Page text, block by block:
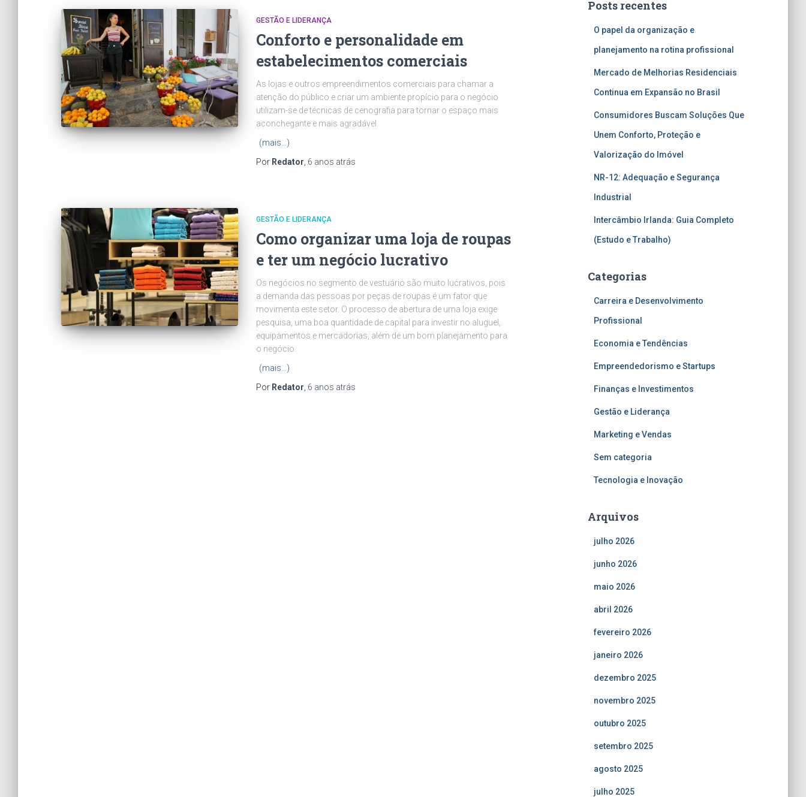
GESTÃO E LIDERANÇA
Conforto e personalidade em
estabelecimentos comerciais
As lojas e outros empreendimentos comerciais para chamar a
atenção do público e criar um ambiente propício para o negócio
utilizam-se de técnicas de cenografia para tornar o espaço mais
aconchegante e mais agradável.
(mais…)
Por Redator 6 anos atrás
GESTÃO E LIDERANÇA
Como organizar uma loja de roupas
e ter um negócio lucrativo
Os negócios no segmento de vestuário são muito lucrativos, pois
a demanda das pessoas por peças de roupas é um fator que
movimenta este setor. O processo de abertura de uma loja exige
pesquisa, uma boa quantidade de capital para investir no aluguel,
equipamentos e mercadorias, além de um bom planejamento para
o negócio.
(mais…)
Por Redator 6 anos atrás
Posts recentes
O papel da organização e
planejamento na rotina profissional
Mercado de Melhorias Residenciais
Continua em Expansão no Brasil
Consumidores Buscam Soluções Que
Unem Conforto, Proteção e
Valorização do Imóvel
NR-12: Adequação e Segurança
Industrial
Intercâmbio Irlanda: Guia Completo
(Estudo e Trabalho)
Categorias
Carreira e Desenvolvimento
Profissional
Economia e Tendências
Empreendedorismo e Startups
Finanças e Investimentos
Gestão e Liderança
Marketing e Vendas
Sem categoria
Tecnologia e Inovação
Arquivos
julho 2026
junho 2026
maio 2026
abril 2026
fevereiro 2026
janeiro 2026
dezembro 2025
novembro 2025
outubro 2025
setembro 2025
agosto 2025
julho 2025